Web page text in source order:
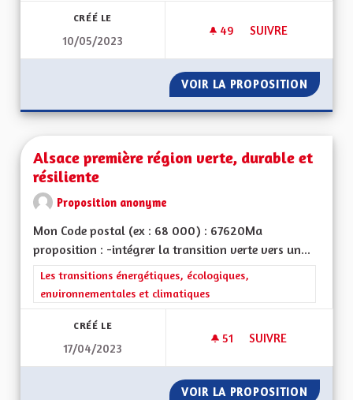
CRÉÉ LE
10/05/2023
49 49 ABONNÉS
SUIVRE
VOIR LA PROPOSITION
Alsace première région verte, durable et
résiliente
Proposition anonyme
Mon Code postal (ex : 68 000) : 67620Ma
proposition : -intégrer la transition verte vers un...
Filtrer les résultats de la catégorie : Les transitions
Les transitions énergétiques, écologiques,
environnementales et climatiques
CRÉÉ LE
17/04/2023
51 51 ABONNÉS
SUIVRE
VOIR LA PROPOSITION